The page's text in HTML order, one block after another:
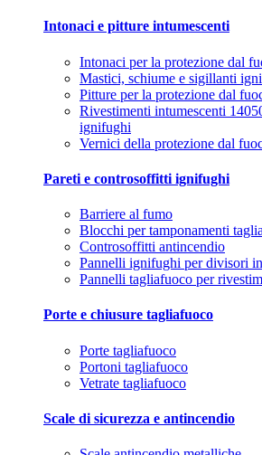
Intonaci e pitture intumescenti
Intonaci per la protezione dal
Mastici, schiume e sigillanti
Pitture per la protezione dal
Rivestimenti intumescenti
ignifughi
Vernici della protezione dal
Pareti e controsoffitti ignifughi
Barriere al fumo
Blocchi per tamponamenti
Controsoffitti antincendio
Pannelli ignifughi per divisori
Pannelli tagliafuoco per
Porte e chiusure tagliafuoco
Porte tagliafuoco
Portoni tagliafuoco
Vetrate tagliafuoco
Scale di sicurezza e antincendio